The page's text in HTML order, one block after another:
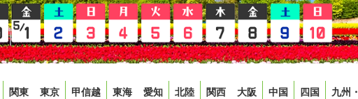
関東 東京 甲信越 東海 愛知 北陸 関西 大阪 中国 四国 九州